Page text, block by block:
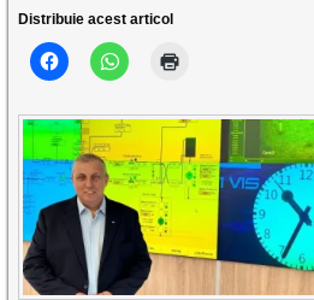
Distribuie acest articol